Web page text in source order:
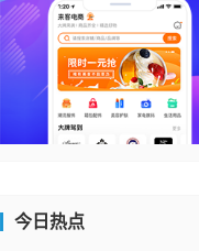
今日热点